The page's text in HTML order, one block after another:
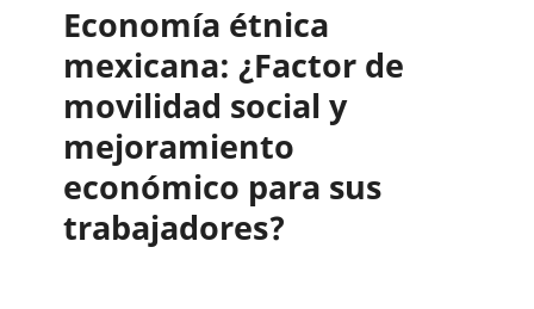
Economía étnica
mexicana: ¿Factor de
movilidad social y
mejoramiento
económico para sus
trabajadores?